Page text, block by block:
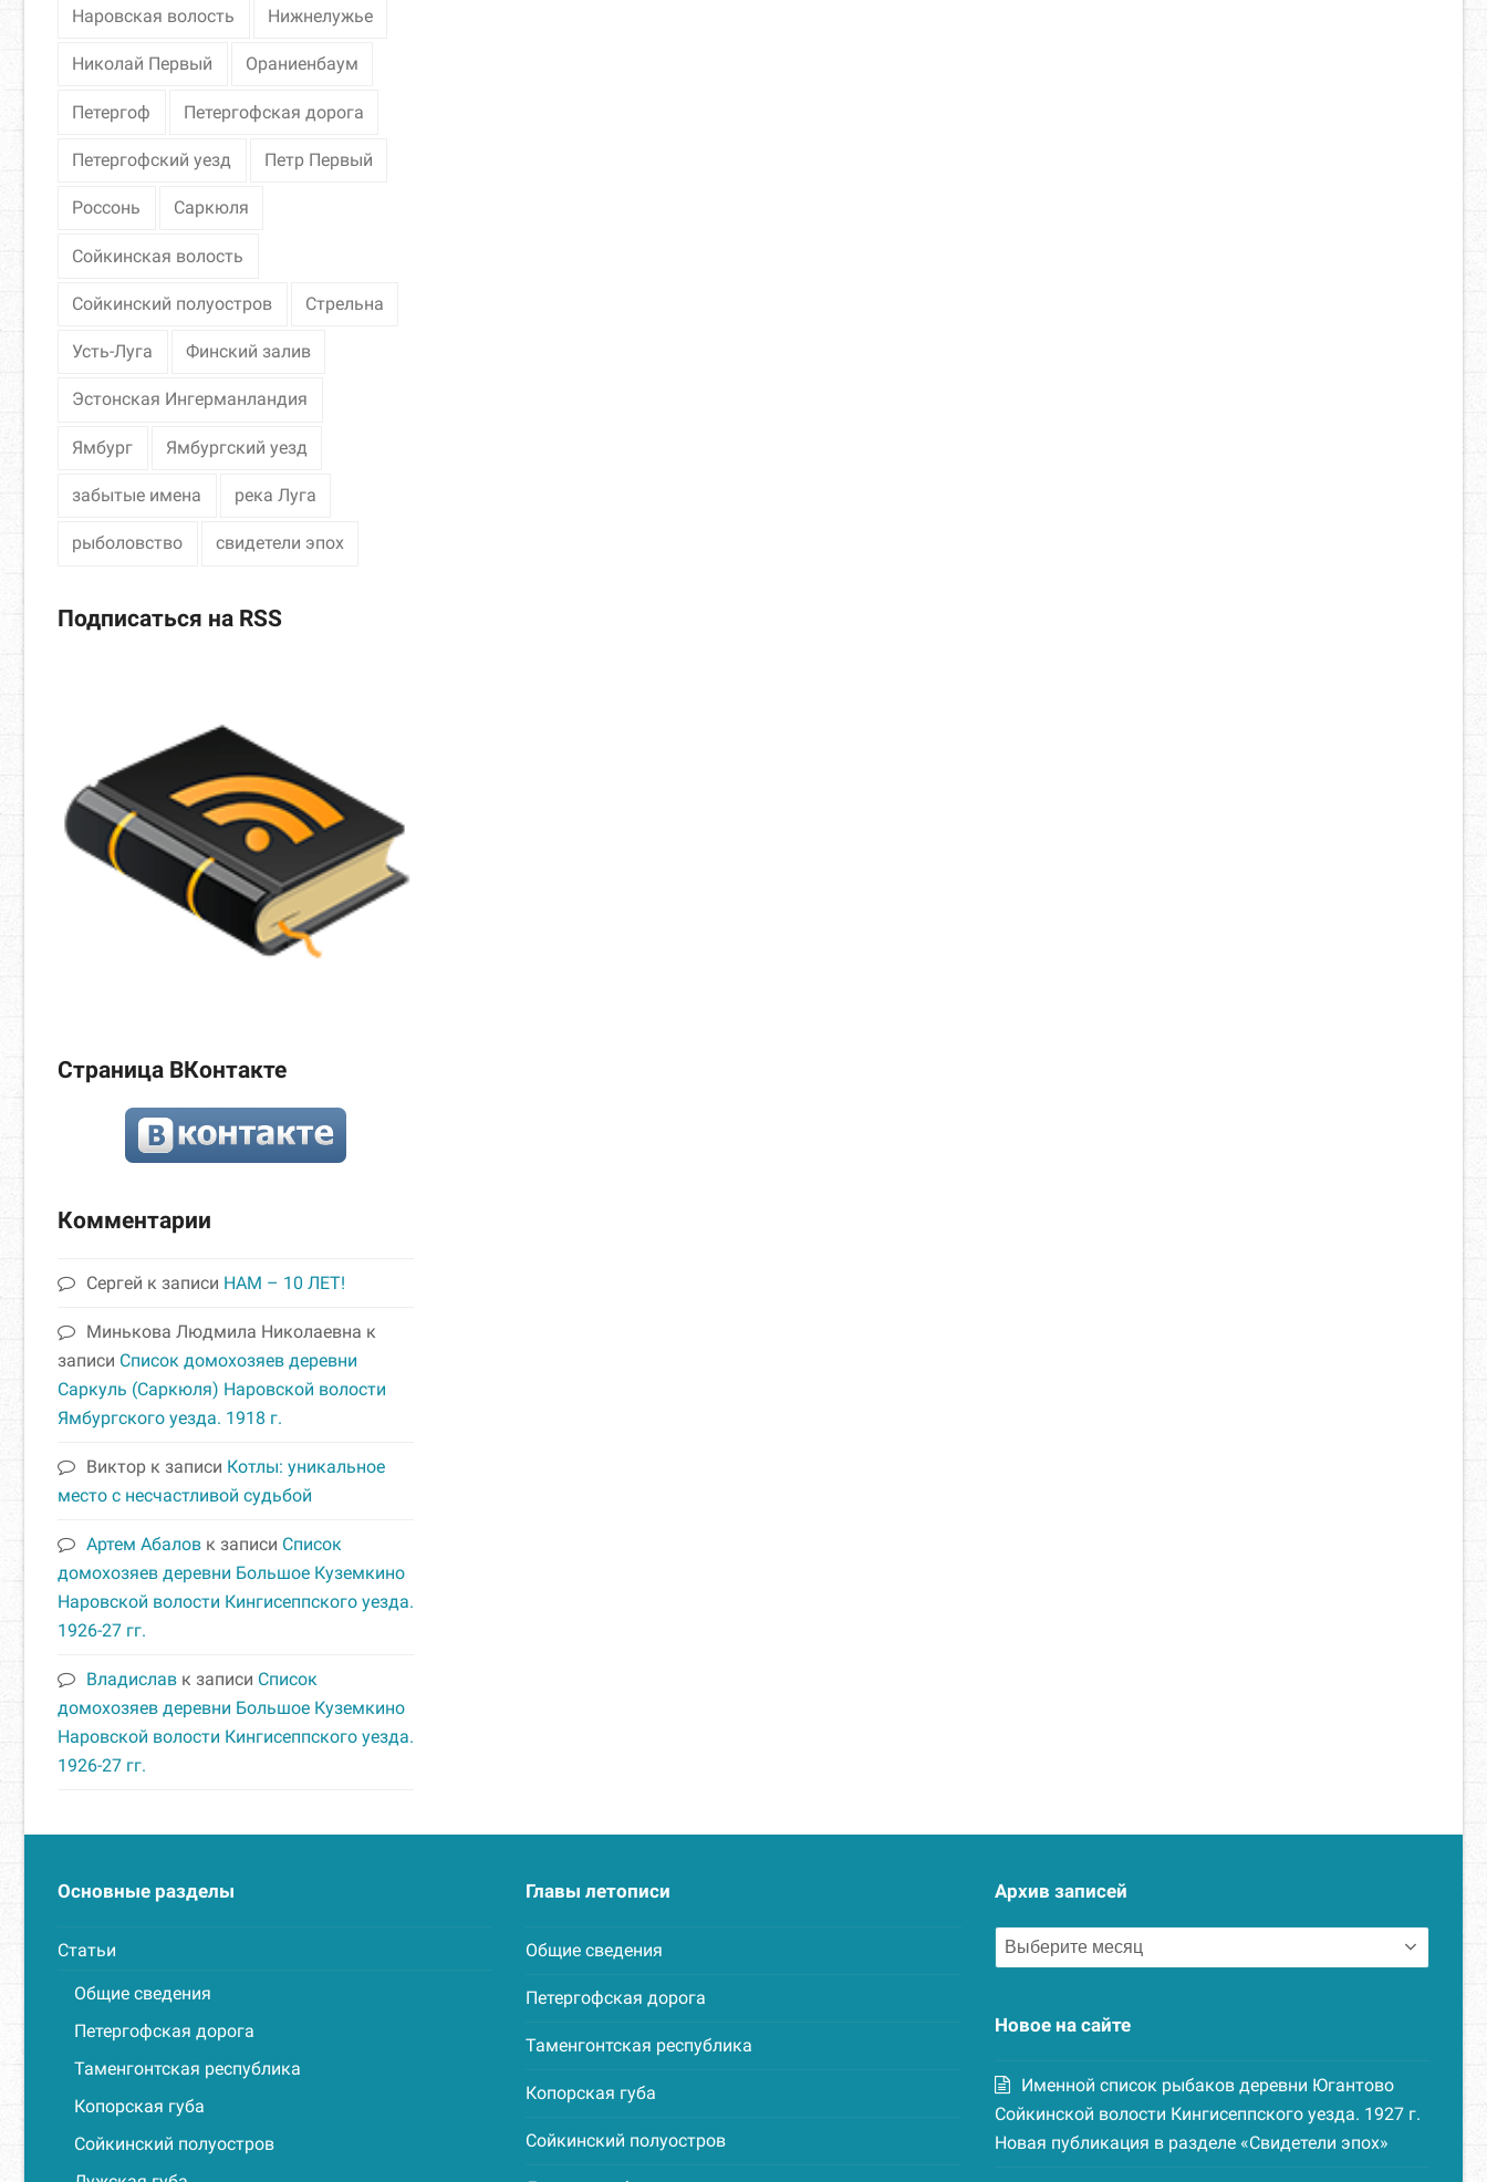
Наровская волость Нижнелужье
Николай Первый Ораниенбаум
Петергоф Петергофская дорога
Петергофский уезд Петр Первый
Россонь Саркюля
Сойкинская волость
Сойкинский полуостров Стрельна
Усть-Луга Финский залив
Эстонская Ингерманландия
Ямбург Ямбургский уезд
забытые имена река Луга
рыболовство свидетели эпох
Подписаться на RSS
Страница ВКонтакте
Комментарии
Сергей к записи НАМ – 10 ЛЕТ!
Минькова Людмила Николаевна к
записи Список домохозяев деревни
Саркуль (Саркюля) Наровской волости
Ямбургского уезда. 1918 г.
Виктор к записи Котлы: уникальное
место с несчастливой судьбой
Артем Абалов к записи Список
домохозяев деревни Большое Куземкино
Наровской волости Кингисеппского уезда.
1926-27 гг.
Владислав к записи Список
домохозяев деревни Большое Куземкино
Наровской волости Кингисеппского уезда.
1926-27 гг.
Основные разделы
Статьи
Общие сведения
Петергофская дорога
Таменгонтская республика
Копорская губа
Сойкинский полуостров
Главы летописи
Общие сведения
Петергофская дорога
Таменгонтская республика
Копорская губа
Сойкинский полуостров
Архив записей
Архив
записей
Новое на сайте
Именной список рыбаков деревни Югантово
Сойкинской волости Кингисеппского уезда. 1927 г.
Новая публикация в разделе «Свидетели эпох»